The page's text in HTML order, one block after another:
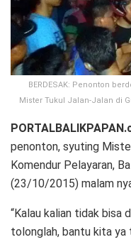
BERDESAK: Penonton
Mister Tukul Jalan-Jalan di
penonton, syuting
Komendur Pelayaran,
(23/10/2015) malam
“Kalau kalian tidak bisa
tolonglah, bantu kita ya